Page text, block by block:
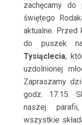
zachęcamy do
świętego
aktualne. Przed
do puszek
Tysiąclecia,
uzdolnionej
Zapraszamy
godz. 17.15.
naszej
wszystkie